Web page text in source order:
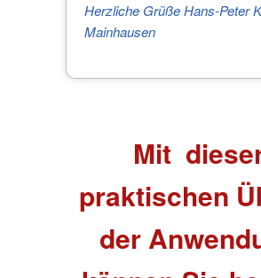
Herzliche Grüße Hans-Peter
Mainhausen
Mit
praktischen
der